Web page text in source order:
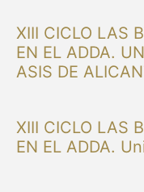
XIII CICLO LAS
EN EL ADDA.
ASIS DE
XIII CICLO LAS
EN EL ADDA.